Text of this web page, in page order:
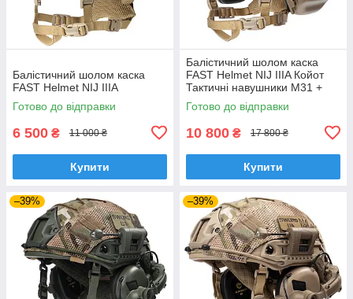
Балістичний шолом каска
FAST Helmet NIJ IIIA
Готово до відправки
6 500 ₴ 11 000 ₴
Купити
Балістичний шолом каска
FAST Helmet NIJ IIIA Койот
Тактичні навушники M31 +
Ліхтарик
Готово до відправки
10 800 ₴ 17 800 ₴
Купити
–39% –39%